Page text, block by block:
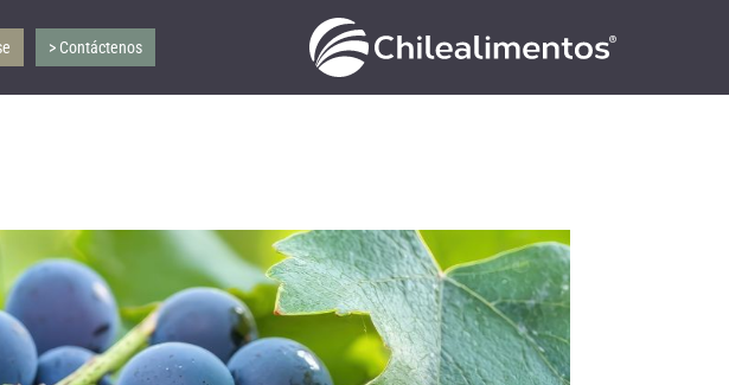
> Contáctenos